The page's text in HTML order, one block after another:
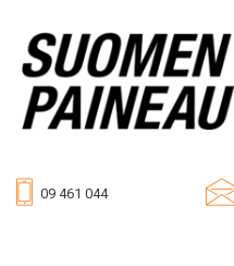
content
09 461 044